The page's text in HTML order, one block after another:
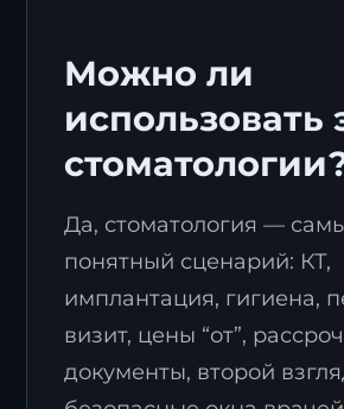
Можно ли
использовать
Да, стоматология —
понятный сценарий: КТ,
имплантация, гигиена,
визит, цены “от”,
документы, второй